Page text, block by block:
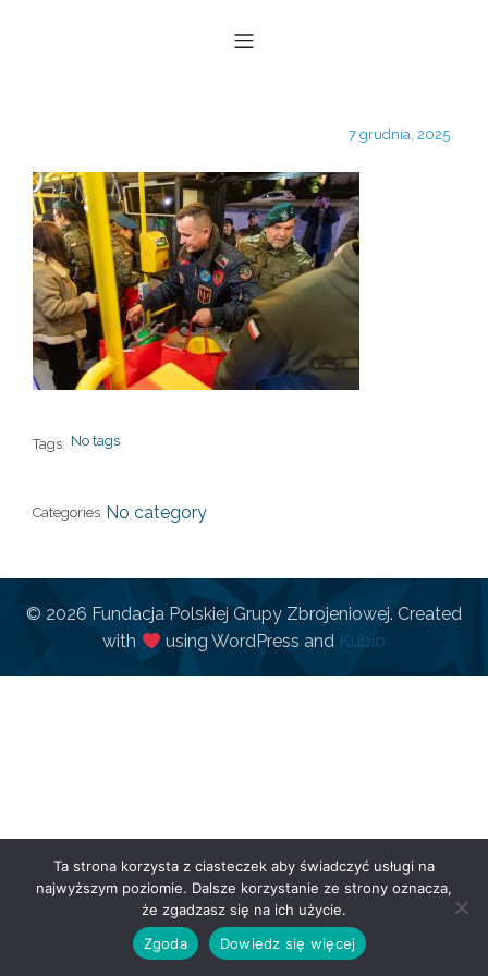
7 grudnia, 2025
Tags: No tags
Categories No category
© 2026 Fundacja Polskiej Grupy Zbrojeniowej. Created
with
using WordPress and Kubio
Ta strona korzysta z ciasteczek aby świadczyć usługi na
najwyższym poziomie. Dalsze korzystanie ze strony oznacza,
że zgadzasz się na ich użycie.
Zgoda
Dowiedz się więcej